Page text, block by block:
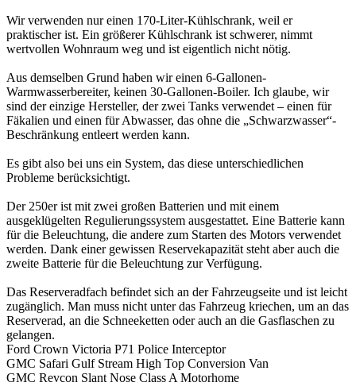
Wir verwenden nur einen 170-Liter-Kühlschrank, weil er
praktischer ist. Ein größerer Kühlschrank ist schwerer, nimmt
wertvollen Wohnraum weg und ist eigentlich nicht nötig.
Aus demselben Grund haben wir einen 6-Gallonen-
Warmwasserbereiter, keinen 30-Gallonen-Boiler. Ich glaube, wir
sind der einzige Hersteller, der zwei Tanks verwendet – einen für
Fäkalien und einen für Abwasser, das ohne die „Schwarzwasser“-
Beschränkung entleert werden kann.
Es gibt also bei uns ein System, das diese unterschiedlichen
Probleme berücksichtigt.
Der 250er ist mit zwei großen Batterien und mit einem
ausgeklügelten Regulierungssystem ausgestattet. Eine Batterie kann
für die Beleuchtung, die andere zum Starten des Motors verwendet
werden. Dank einer gewissen Reservekapazität steht aber auch die
zweite Batterie für die Beleuchtung zur Verfügung.
Das Reserveradfach befindet sich an der Fahrzeugseite und ist leicht
zugänglich. Man muss nicht unter das Fahrzeug kriechen, um an das
Reserverad, an die Schneeketten oder auch an die Gasflaschen zu
gelangen.
Ford Crown Victoria P71 Police Interceptor
GMC Safari Gulf Stream High Top Conversion Van
GMC Revcon Slant Nose Class A Motorhome